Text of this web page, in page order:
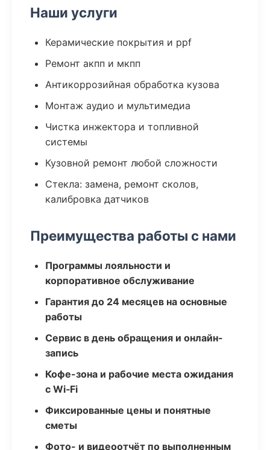
Наши услуги
Керамические покрытия и ppf
Ремонт акпп и мкпп
Антикоррозийная обработка кузова
Монтаж аудио и мультимедиа
Чистка инжектора и топливной
системы
Кузовной ремонт любой сложности
Стекла: замена, ремонт сколов,
калибровка датчиков
Преимущества работы с нами
Программы лояльности и
корпоративное обслуживание
Гарантия до 24 месяцев на основные
работы
Сервис в день обращения и онлайн-
запись
Кофе-зона и рабочие места ожидания
с Wi‑Fi
Фиксированные цены и понятные
сметы
Фото- и видеоотчёт по выполненным